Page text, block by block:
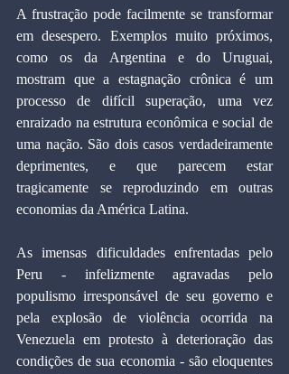
A frustração pode facilmente se transformar
em desespero. Exemplos muito próximos,
como os da Argentina e do Uruguai,
mostram que a estagnação crônica é um
processo de difícil superação, uma vez
enraizado na estrutura econômica e social de
uma nação. São dois casos verdadeiramente
deprimentes, e que parecem estar
tragicamente se reproduzindo em outras
economias da América Latina.
As imensas dificuldades enfrentadas pelo
Peru - infelizmente agravadas pelo
populismo irresponsável de seu governo e
pela explosão de violência ocorrida na
Venezuela em protesto à deterioração das
condições de sua economia - são eloquentes